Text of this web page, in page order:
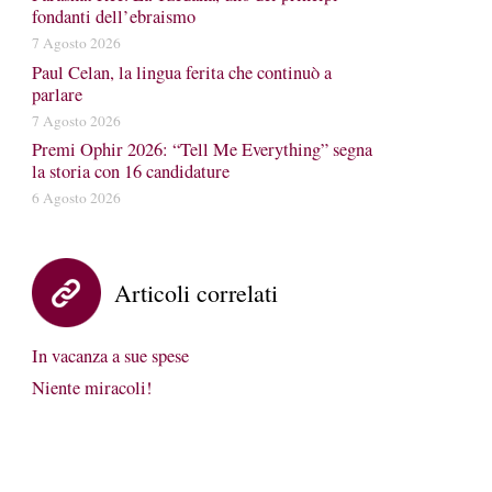
fondanti dell’ebraismo
7 Agosto 2026
Paul Celan, la lingua ferita che continuò a
parlare
7 Agosto 2026
Premi Ophir 2026: “Tell Me Everything” segna
la storia con 16 candidature
6 Agosto 2026
Articoli correlati
In vacanza a sue spese
Niente miracoli!